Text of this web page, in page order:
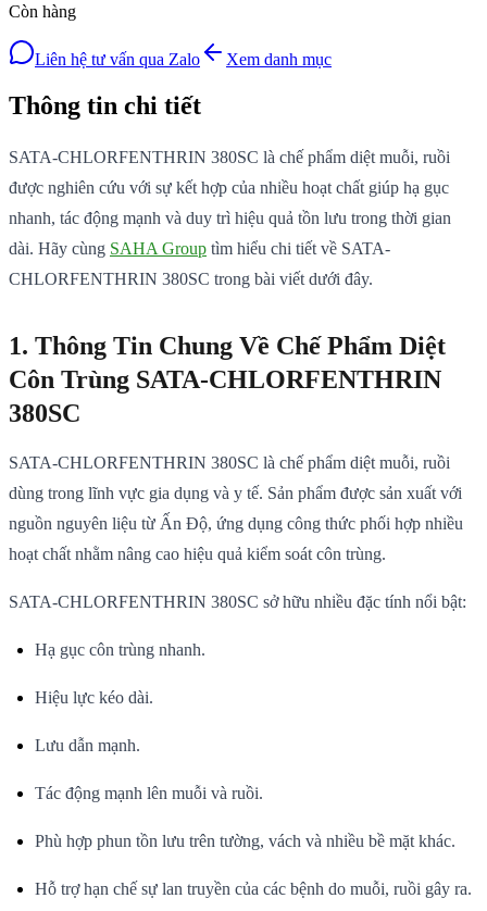
Còn hàng
Liên hệ tư vấn qua Zalo Xem danh mục
Thông tin chi tiết
SATA-CHLORFENTHRIN 380SC là chế phẩm diệt muỗi, ruồi
được nghiên cứu với sự kết hợp của nhiều hoạt chất giúp hạ gục
nhanh, tác động mạnh và duy trì hiệu quả tồn lưu trong thời gian
dài. Hãy cùng SAHA Group tìm hiểu chi tiết về SATA-
CHLORFENTHRIN 380SC trong bài viết dưới đây.
1. Thông Tin Chung Về Chế Phẩm Diệt
Côn Trùng SATA-CHLORFENTHRIN
380SC
SATA-CHLORFENTHRIN 380SC là chế phẩm diệt muỗi, ruồi
dùng trong lĩnh vực gia dụng và y tế. Sản phẩm được sản xuất với
nguồn nguyên liệu từ Ấn Độ, ứng dụng công thức phối hợp nhiều
hoạt chất nhằm nâng cao hiệu quả kiểm soát côn trùng.
SATA-CHLORFENTHRIN 380SC sở hữu nhiều đặc tính nổi bật:
Hạ gục côn trùng nhanh.
Hiệu lực kéo dài.
Lưu dẫn mạnh.
Tác động mạnh lên muỗi và ruồi.
Phù hợp phun tồn lưu trên tường, vách và nhiều bề mặt khác.
Hỗ trợ hạn chế sự lan truyền của các bệnh do muỗi, ruồi gây ra.